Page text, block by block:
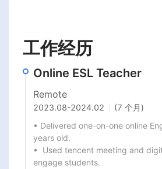
工作经历
Online ESL Teacher
Remote
2023.08-2024.02
(7 个月)
• Delivered one-on-one online
years old.
•  Used tencent meeting and
engage students.